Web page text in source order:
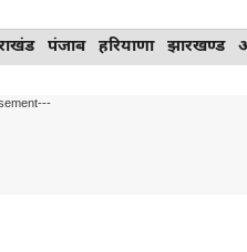
पंजाब हरियाणा झारखण्ड